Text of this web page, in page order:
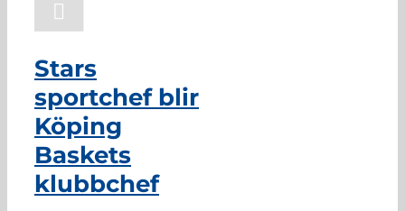
Stars
sportchef blir
Köping
Baskets
klubbchef